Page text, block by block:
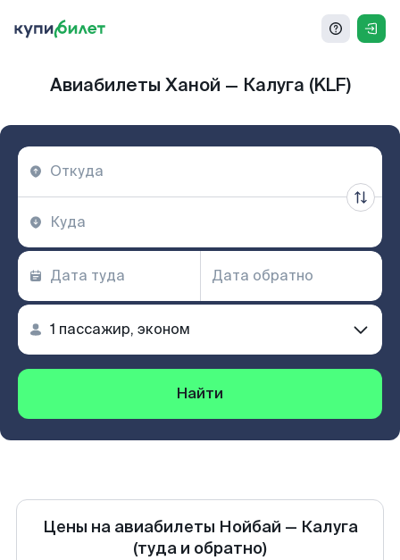
Авиабилеты Ханой — Калуга (KLF)
Найти
Цены на авиабилеты Нойбай — Калуга
(туда и обратно)